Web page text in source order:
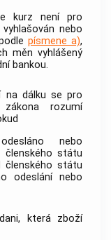
kurz není pro
nebo
písmene a),
měn vyhlášený
bankou.
na dálku se pro
rozumí
nebo
členského státu
členského státu
odeslání nebo
která zboží